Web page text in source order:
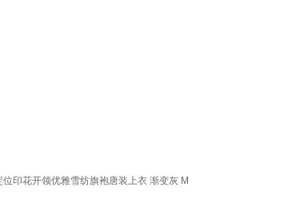
印花开领优雅雪纺旗袍唐装上衣 渐变灰 M